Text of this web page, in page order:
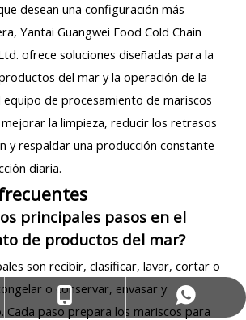
desean una configuración más
Yantai Guangwei Food Cold Chain
ofrece soluciones diseñadas para la
del mar y la operación de la
equipo de procesamiento de mariscos
la limpieza, reducir los retrasos
y respaldar una producción constante
diaria.
principales pasos en el
de productos del mar?
son recibir, clasificar, lavar, cortar o
o conservar, envasar y
Cada paso prepara los mariscos para
info@ufectech.com
+86-13853506390
+86-13853506390